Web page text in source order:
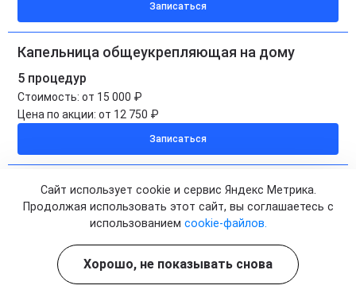
Записаться
Капельница общеукрепляющая на дому
5 процедур
Стоимость: от 15 000 ₽
Цена по акции: от 12 750 ₽
Записаться
Запишитесь сейчас
И НАЧНИТЕ ЛЕЧЕНИЕ
Сайт использует cookie и сервис Яндекс Метрика.
Продолжая использовать этот сайт, вы соглашаетесь с
использованием cookie-файлов.
Хорошо, не показывать снова